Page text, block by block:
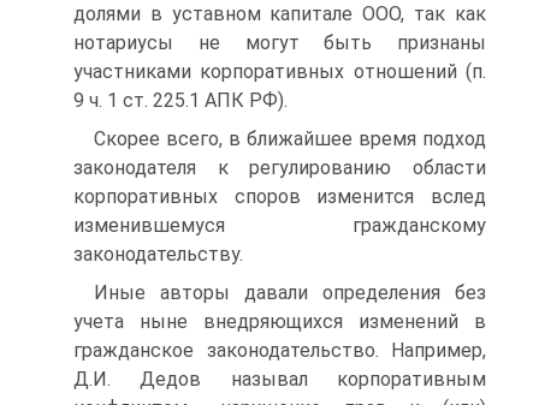
долями в уставном капитале ООО, так как
нотариусы не могут быть признаны
участниками корпоративных отношений (п.
9 ч. 1 ст. 225.1 АПК РФ).
Скорее всего, в ближайшее время подход
законодателя к регулированию области
корпоративных споров изменится вслед
изменившемуся гражданскому
законодательству.
Иные авторы давали определения без
учета ныне внедряющихся изменений в
гражданское законодательство. Например,
Д.И. Дедов называл корпоративным